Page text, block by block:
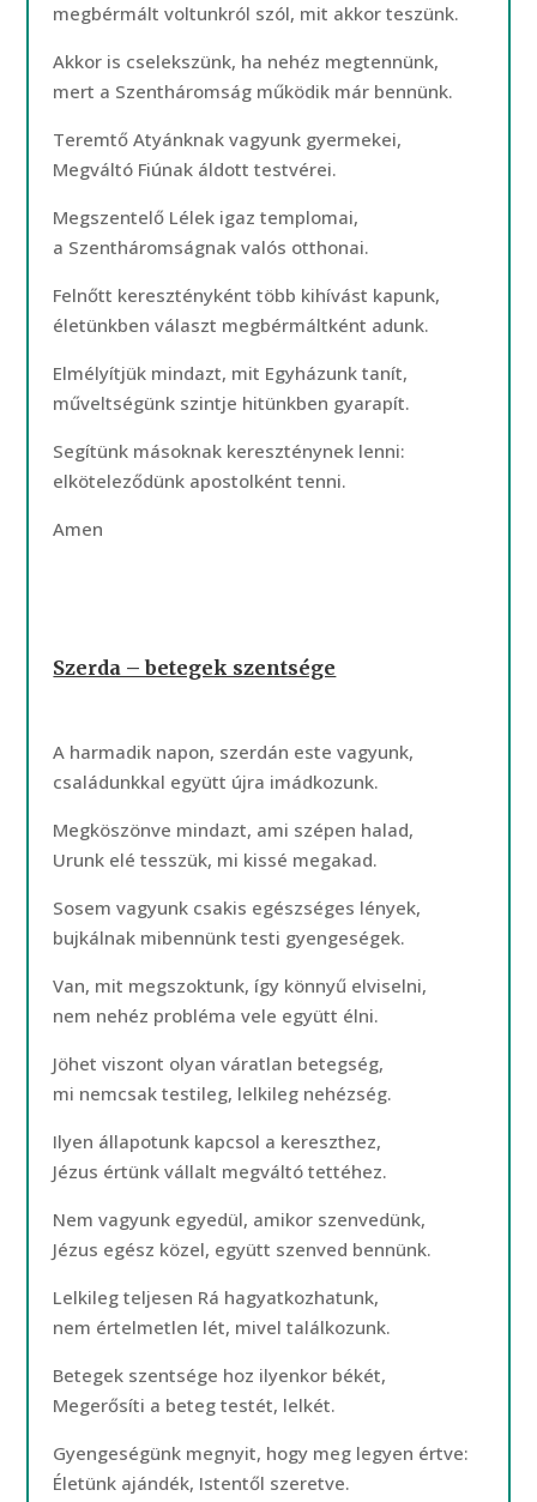
megbérmált voltunkról szól, mit akkor teszünk.
Akkor is cselekszünk, ha nehéz megtennünk,
mert a Szentháromság működik már bennünk.
Teremtő Atyánknak vagyunk gyermekei,
Megváltó Fiúnak áldott testvérei.
Megszentelő Lélek igaz templomai,
a Szentháromságnak valós otthonai.
Felnőtt keresztényként több kihívást kapunk,
életünkben választ megbérmáltként adunk.
Elmélyítjük mindazt, mit Egyházunk tanít,
műveltségünk szintje hitünkben gyarapít.
Segítünk másoknak kereszténynek lenni:
elköteleződünk apostolként tenni.
Amen
Szerda – betegek szentsége
A harmadik napon, szerdán este vagyunk,
családunkkal együtt újra imádkozunk.
Megköszönve mindazt, ami szépen halad,
Urunk elé tesszük, mi kissé megakad.
Sosem vagyunk csakis egészséges lények,
bujkálnak mibennünk testi gyengeségek.
Van, mit megszoktunk, így könnyű elviselni,
nem nehéz probléma vele együtt élni.
Jöhet viszont olyan váratlan betegség,
mi nemcsak testileg, lelkileg nehézség.
Ilyen állapotunk kapcsol a kereszthez,
Jézus értünk vállalt megváltó tettéhez.
Nem vagyunk egyedül, amikor szenvedünk,
Jézus egész közel, együtt szenved bennünk.
Lelkileg teljesen Rá hagyatkozhatunk,
nem értelmetlen lét, mivel találkozunk.
Betegek szentsége hoz ilyenkor békét,
Megerősíti a beteg testét, lelkét.
Gyengeségünk megnyit, hogy meg legyen értve:
Életünk ajándék, Istentől szeretve.